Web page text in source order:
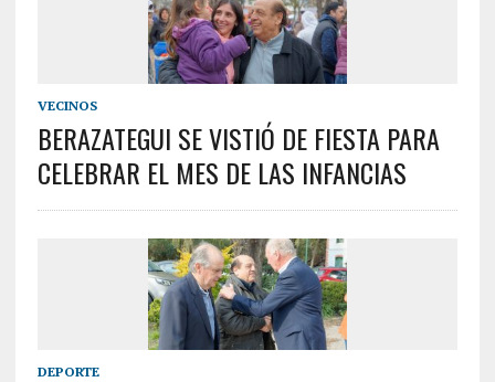
VECINOS
BERAZATEGUI SE VISTIÓ DE FIESTA PARA
CELEBRAR EL MES DE LAS INFANCIAS
DEPORTE